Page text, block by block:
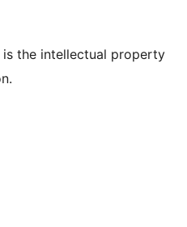
is the intellectual property